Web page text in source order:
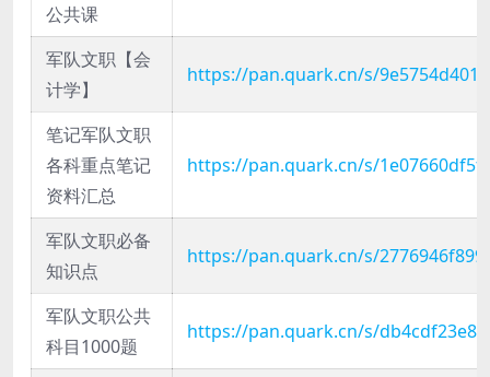
公共课
军队文职【会
计学】
https://pan.quark.cn/s/
笔记军队文职
各科重点笔记
资料汇总
https://pan.quark.cn/s/
军队文职必备
知识点
https://pan.quark.cn/s/
军队文职公共
科目1000题
https://pan.quark.cn/s/